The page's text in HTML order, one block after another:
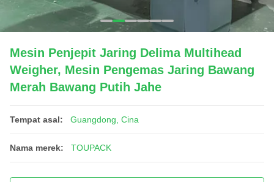
Mesin Penjepit Jaring Delima Multihead
Weigher, Mesin Pengemas Jaring Bawang
Merah Bawang Putih Jahe
Tempat asal: Guangdong, Cina
Nama merek: TOUPACK